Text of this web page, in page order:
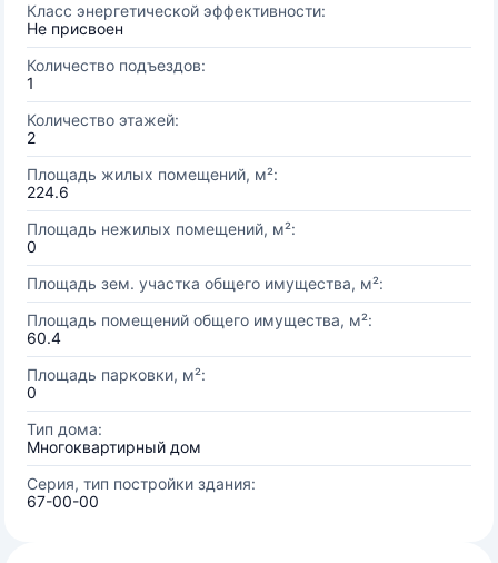
Класс энергетической эффективности:
Не присвоен
Количество подъездов:
1
Количество этажей:
2
Площадь жилых помещений, м²:
224.6
Площадь нежилых помещений, м²:
0
Площадь зем. участка общего имущества, м²:
Площадь помещений общего имущества, м²:
60.4
Площадь парковки, м²:
0
Тип дома:
Многоквартирный дом
Серия, тип постройки здания:
67-00-00